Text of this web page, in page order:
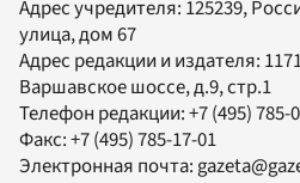
Адрес учредителя: 125239,
улица, дом 67
Адрес редакции и издателя:
Варшавское шоссе, д.9, стр.1
Телефон редакции:+7 (495) 785-
Факс:+7 (495) 785-17-01
Электронная почта: